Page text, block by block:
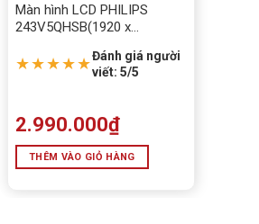
Màn hình LCD PHILIPS
243V5QHSB(1920 x
★★★★★Đánh giá người
viết: 5/5
2.990.000₫
THÊM VÀO GIỎ HÀNG